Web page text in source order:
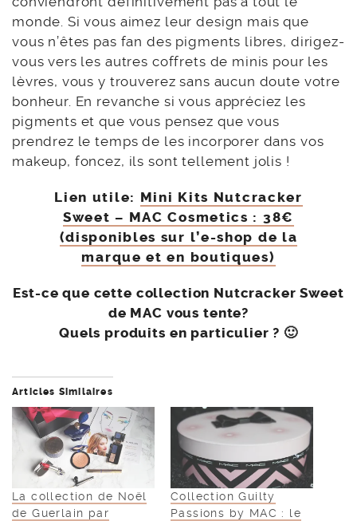
monde. Si vous aimez leur design mais que
vous n’êtes pas fan des pigments libres, dirigez-
vous vers les autres coffrets de minis pour les
lèvres, vous y trouverez sans aucun doute votre
bonheur. En revanche si vous appréciez les
pigments et que vous pensez que vous
prendrez le temps de les incorporer dans vos
makeup, foncez, ils sont tellement jolis !
Lien utile: Mini Kits Nutcracker
Sweet – MAC Cosmetics : 38€
(disponibles sur l’e-shop de la
marque et en boutiques)
Est-ce que cette collection Nutcracker Sweet
de MAC vous tente?
Quels produits en particulier ? 🙂
Articles Similaires
La collection de Noël
de Guerlain par
Collection Guilty
Passions by MAC : le